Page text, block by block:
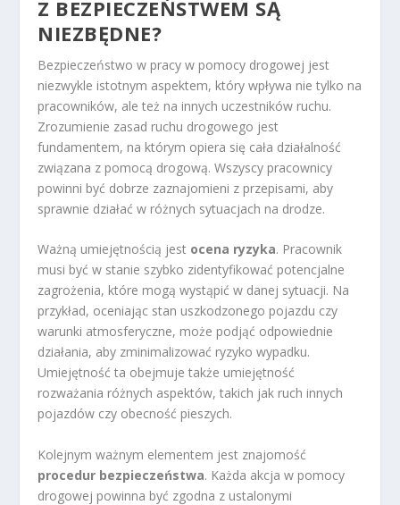
Z BEZPIECZEŃSTWEM SĄ
NIEZBĘDNE?
Bezpieczeństwo w pracy w pomocy drogowej jest
niezwykle istotnym aspektem, który wpływa nie tylko na
pracowników, ale też na innych uczestników ruchu.
Zrozumienie zasad ruchu drogowego jest
fundamentem, na którym opiera się cała działalność
związana z pomocą drogową. Wszyscy pracownicy
powinni być dobrze zaznajomieni z przepisami, aby
sprawnie działać w różnych sytuacjach na drodze.
Ważną umiejętnością jest ocena ryzyka. Pracownik
musi być w stanie szybko zidentyfikować potencjalne
zagrożenia, które mogą wystąpić w danej sytuacji. Na
przykład, oceniając stan uszkodzonego pojazdu czy
warunki atmosferyczne, może podjąć odpowiednie
działania, aby zminimalizować ryzyko wypadku.
Umiejętność ta obejmuje także umiejętność
rozważania różnych aspektów, takich jak ruch innych
pojazdów czy obecność pieszych.
Kolejnym ważnym elementem jest znajomość
procedur bezpieczeństwa. Każda akcja w pomocy
drogowej powinna być zgodna z ustalonymi